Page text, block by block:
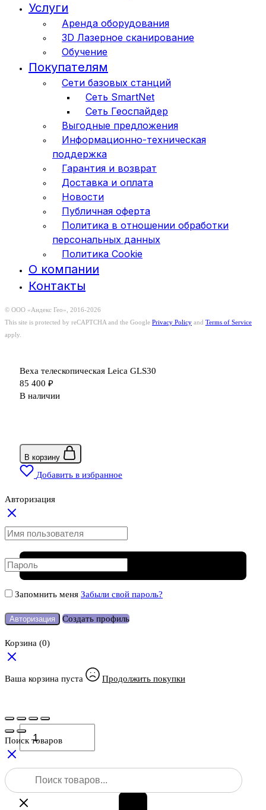
Услуги
Аренда оборудования
3D Лазерное сканирование
Обучение
Покупателям
Сети базовых станций
Сеть SmartNet
Сеть Геоспайдер
Выгодные предложения
Информационно-техническая
поддержка
Гарантия и возврат
Доставка и оплата
Новости
Публичная оферта
Политика в отношении обработки
персональных данных
Политика Cookie
О компании
Контакты
© ООО «Андекс Гео», 2016-2026
This site is protected by reCAPTCHA and the Google Privacy Policy and Terms of Service
apply.
Веха телескопическая Leica GLS30
85 400 ₽
В наличии
Количество
товара
Веха
Leica
В корзину
Добавить в избранное
Авторизация
Запомнить меня Забыли свой пароль?
Авторизация Создать профиль
Корзина (0)
Ваша корзина пуста Продолжить покупки
Поиск товаров
Поиск
товаров